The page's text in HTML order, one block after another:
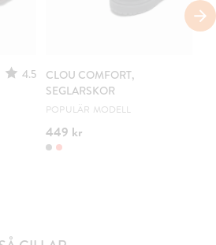
4.5
CLOU COMFORT,
SEGLARSKOR
POPULÄR MODELL
449 kr